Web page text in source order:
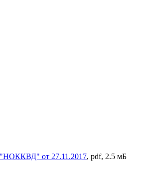
"НОККВД" от 27.11.2017, pdf, 2.5 мБ